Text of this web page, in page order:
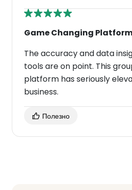
Game Changing
The accuracy and data
tools are on point. This
platform has seriously
business.
Полезно